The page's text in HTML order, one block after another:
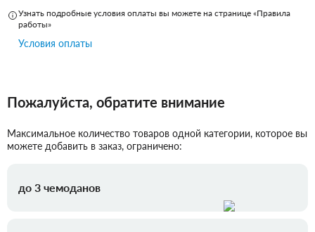
Узнать подробные условия оплаты вы можете на странице «Правила
работы»
Условия оплаты
Пожалуйста, обратите внимание
Максимальное количество товаров одной категории, которое вы
можете добавить в заказ, ограничено:
до 3 чемоданов